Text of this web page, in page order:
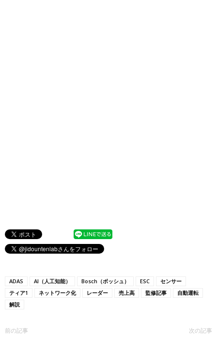
ADAS AI（人工知能） Bosch（ボッシュ） ESC
センサー
ティア1
ネットワーク化 レーダー 売上高 監修記事
自動運転
解説
前の記事 次の記事